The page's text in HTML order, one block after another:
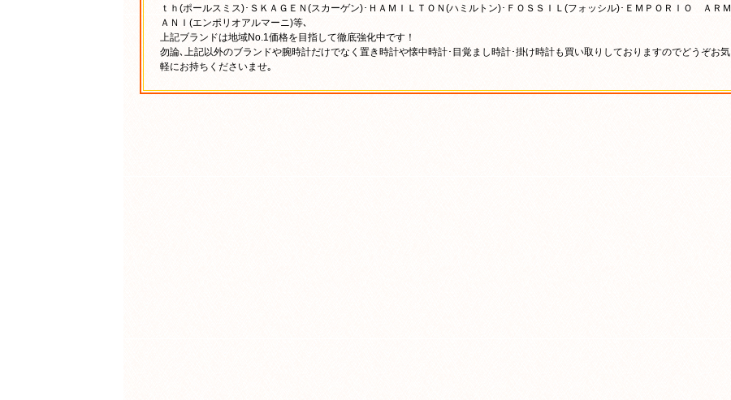
ｔｈ(ポールスミス)･ＳＫＡＧＥＮ(スカーゲン)･ＨＡＭＩＬＴＯＮ(ハミルトン)･ＦＯＳＳＩＬ(フォッシル)･ＥＭＰＯＲＩＯ ＡＲＭ
ＡＮＩ(エンポリオアルマーニ)等､
上記ブランドは地域No.1価格を目指して徹底強化中です！
勿論､上記以外のブランドや腕時計だけでなく置き時計や懐中時計･目覚まし時計･掛け時計も買い取りしておりますのでどうぞお気
軽にお持ちくださいませ｡